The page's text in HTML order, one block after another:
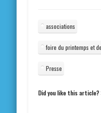
associations
foire du printemps et
Presse
Did you like this